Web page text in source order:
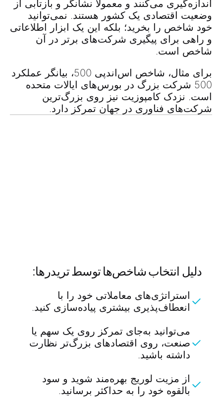
اندازه‌گیری می‌کنند و معمولاً نشانگر و بازتابی از
وضعیت اقتصادی یک کشور هستند. نمی‌توانید
خود شاخص را بخرید؛ بلکه این یک ابزار اطلاعاتی
و راهی برای پیگیری شرکت‌های برتر در آن
شاخص است.
برای مثال، شاخص اس‌اندپی 500، بیانگر عملکرد
500 شرکت بزرگ در بورس‌های ایالات متحده
است. نزدک کامپوزیت نیز روی بزرگ‌ترین
شرکت‌های فناوری در جهان تمرکز دارد.
دلیل انتخاب شاخص‌ها توسط تریدرها:
استراتژی‌های معاملاتی خود را با
انعطاف‌پذیری بیشتری پیاده‌سازی کنید.
می‌توانید به‌جای تمرکز روی یک سهم یا
صنعت، روی اقتصادهای بزرگ‌تر نظارت
داشته باشید.
از مزیت لوریج بهره‌مند شوید و سود
بالقوه خود را به حداکثر برسانید.